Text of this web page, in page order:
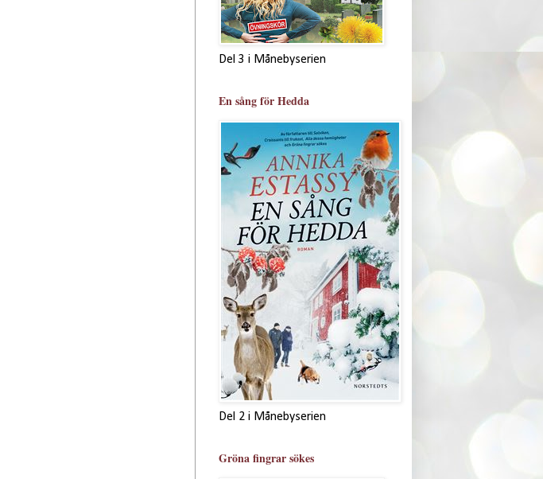
Del 3 i Månebyserien
En sång för Hedda
Del 2 i Månebyserien
Gröna fingrar sökes